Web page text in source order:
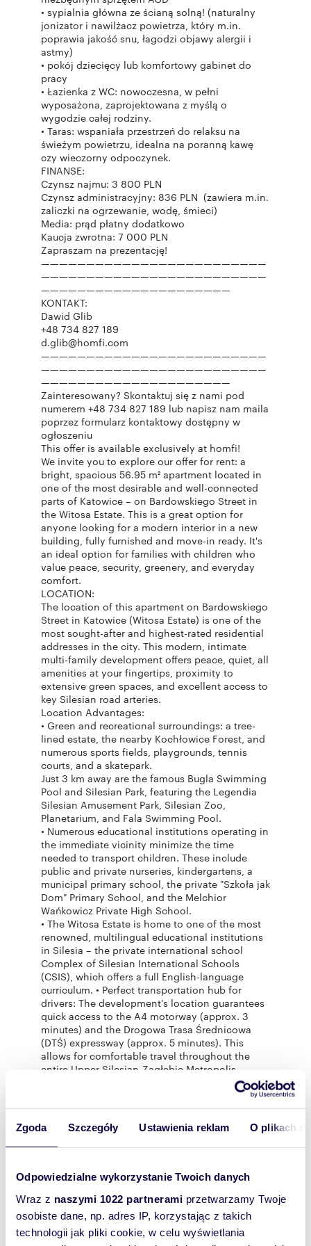
Zgoda Szczegóły Ustawienia reklam O plikach
Odpowiedzialne wykorzystanie Twoich danych
Wraz z naszymi 1022 partnerami przetwarzamy Twoje
osobiste dane, np. adres IP, korzystając z takich
technologii jak pliki cookie, w celu wyświetlania
• sypialnia główna ze ścianą solną! (naturalny
jonizator i nawilżacz powietrza, który m.in.
poprawia jakość snu, łagodzi objawy alergii i
astmy)
• pokój dziecięcy lub komfortowy gabinet do
pracy
• Łazienka z WC: nowoczesna, w pełni
wyposażona, zaprojektowana z myślą o
wygodzie całej rodziny.
• Taras: wspaniała przestrzeń do relaksu na
świeżym powietrzu, idealna na poranną kawę
czy wieczorny odpoczynek.
FINANSE:
Czynsz najmu: 3 800 PLN
Czynsz administracyjny: 836 PLN (zawiera m.in.
zaliczki na ogrzewanie, wodę, śmieci)
Media: prąd płatny dodatkowo
Kaucja zwrotna: 7 000 PLN
Zapraszam na prezentację!
—————————————————————————
—————————————————————————
—————————————————————
KONTAKT:
Dawid Glib
+48 734 827 189
d.glib@homfi.com
—————————————————————————
—————————————————————————
—————————————————————
Zainteresowany? Skontaktuj się z nami pod
numerem +48 734 827 189 lub napisz nam maila
poprzez formularz kontaktowy dostępny w
ogłoszeniu
This offer is available exclusively at homfi!
We invite you to explore our offer for rent: a
bright, spacious 56.95 m² apartment located in
one of the most desirable and well-connected
parts of Katowice – on Bardowskiego Street in
the Witosa Estate. This is a great option for
anyone looking for a modern interior in a new
building, fully furnished and move-in ready. It's
an ideal option for families with children who
value peace, security, greenery, and everyday
comfort.
LOCATION:
The location of this apartment on Bardowskiego
Street in Katowice (Witosa Estate) is one of the
most sought-after and highest-rated residential
addresses in the city. This modern, intimate
multi-family development offers peace, quiet, all
amenities at your fingertips, proximity to
extensive green spaces, and excellent access to
key Silesian road arteries.
Location Advantages:
• Green and recreational surroundings: a tree-
lined estate, the nearby Kochłowice Forest, and
numerous sports fields, playgrounds, tennis
courts, and a skatepark.
Just 3 km away are the famous Bugla Swimming
Pool and Silesian Park, featuring the Legendia
Silesian Amusement Park, Silesian Zoo,
Planetarium, and Fala Swimming Pool.
• Numerous educational institutions operating in
the immediate vicinity minimize the time
needed to transport children. These include
public and private nurseries, kindergartens, a
municipal primary school, the private "Szkoła jak
Dom" Primary School, and the Melchior
Wańkowicz Private High School.
• The Witosa Estate is home to one of the most
renowned, multilingual educational institutions
in Silesia – the private international school
Complex of Silesian International Schools
(CSIS), which offers a full English-language
curriculum. • Perfect transportation hub for
drivers: The development's location guarantees
quick access to the A4 motorway (approx. 3
minutes) and the Drogowa Trasa Średnicowa
(DTŚ) expressway (approx. 5 minutes). This
allows for comfortable travel throughout the
entire Upper Silesian-Zagłębie Metropolis
• Proximity to Katowice city center: A drive to
the city center takes only about 5-8 minutes.
• Nearby and numerous public transportation
stops, city bike stations, and bike paths
• For everyday shopping, you can walk to
& Carry stores. The nearby Zielony Bazar
quick access to the DTŚ expressway allows for
quick access to the Silesia City Center shopping
center. • Residents also have access to medical
clinics, pharmacies, all services, restaurants,